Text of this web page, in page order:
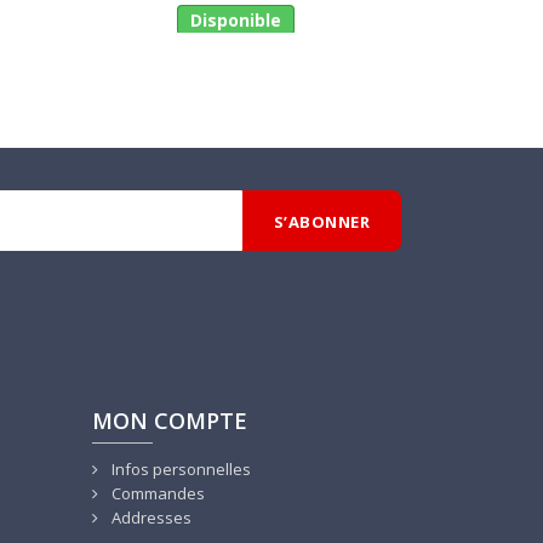
Disponible
MON COMPTE
Infos personnelles
Commandes
Addresses